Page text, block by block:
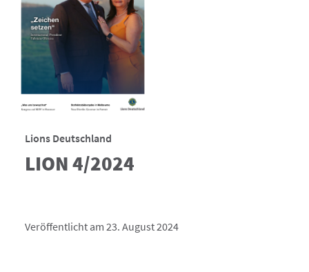
Lions Deutschland
LION 4/2024
Veröffentlicht am 23. August 2024